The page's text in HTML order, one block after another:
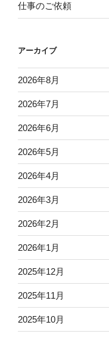
仕事のご依頼
アーカイブ
2026年8月
2026年7月
2026年6月
2026年5月
2026年4月
2026年3月
2026年2月
2026年1月
2025年12月
2025年11月
2025年10月